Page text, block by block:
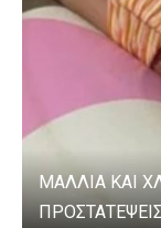
ΜΑΛΛΙΑ ΚΑΙ